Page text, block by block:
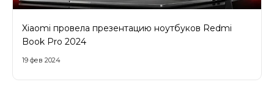
Xiaomi провела презентацию ноутбуков Redmi
Book Pro 2024
19 фев 2024